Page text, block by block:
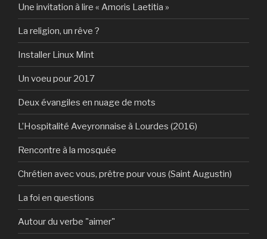
Une invitation à lire « Amoris Laetitia »
La religion, un rêve ?
Installer Linux Mint
Un voeu pour 2017
Deux évangiles en nuage de mots
L’Hospitalité Aveyronnaise à Lourdes (2016)
Rencontre à la mosquée
Chrétien avec vous, prêtre pour vous (Saint Augustin)
La foi en questions
Autour du verbe "aimer"